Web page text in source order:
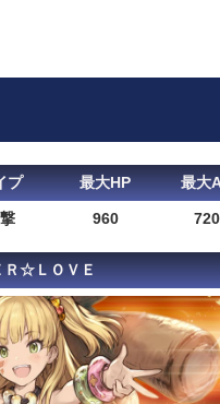
プ 最大HP 最大
960
Ｒ☆ＬＯＶＥ